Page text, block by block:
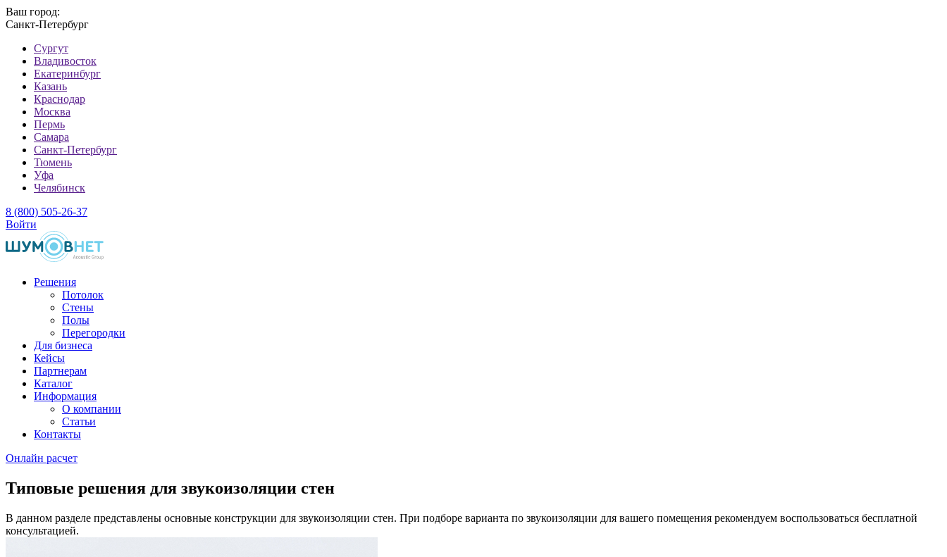
Ваш город:
Санкт-Петербург
Cургут
Владивосток
Екатеринбург
Казань
Краснодар
Москва
Пермь
Самара
Санкт-Петербург
Тюмень
Уфа
Челябинск
8 (800) 505-26-37
Войти
Решения
Потолок
Стены
Полы
Перегородки
Для бизнеса
Кейсы
Партнерам
Каталог
Информация
О компании
Статьи
Контакты
Онлайн расчет
Типовые решения для звукоизоляции стен
В данном разделе представлены основные конструкции для звукоизоляции стен. При подборе варианта по звукоизоляции для вашего помещения рекомендуем воспользоваться бесплатной
консультацией.